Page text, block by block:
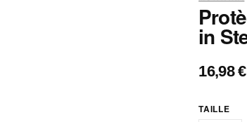
in
16,98 €
TAILLE